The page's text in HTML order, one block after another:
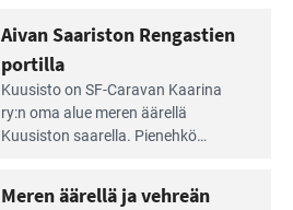
tarjoaa ympäris­töineen kauniit
maisemat ja loistavat virkistäytymis­
mahdollisuudet.
Aivan Saariston Rengastien
portilla
Kuusisto on SF-Caravan Kaarina
ry:n oma alue meren äärellä
Kuusiston saarella. Pie­nehkö
Meren äärellä ja vehreän